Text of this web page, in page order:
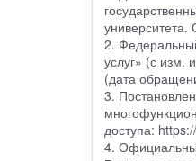
2.
услуг» (с изм.
(дата
3.
доступа:
4.